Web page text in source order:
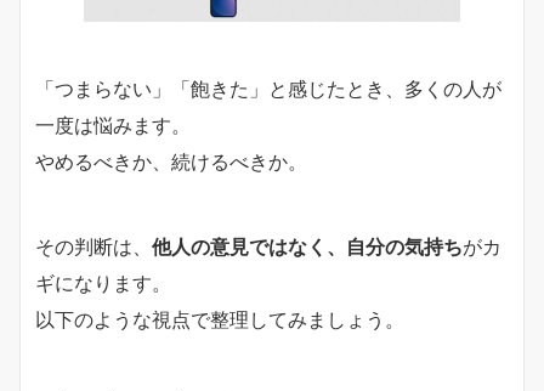
「つまらない」「飽きた」と感じたとき、多くの人が
一度は悩みます。
やめるべきか、続けるべきか。
その判断は、 他人の意見ではなく、自分の気持ちがカ
ギになります。
以下のような視点で整理してみましょう。